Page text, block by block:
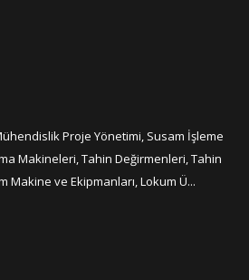
Proje Yönetimi, Susam İşleme
Makineleri, Tahin Değirmenleri, Tahin
Makine ve Ekipmanları, Lokum Ü...